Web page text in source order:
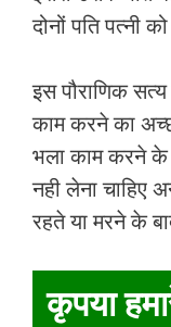
दोनों पति पत्नी
इस पौराणिक
काम करने का
भला काम करने के
नही लेना चाहिए
रहते या मरने के
कृपया